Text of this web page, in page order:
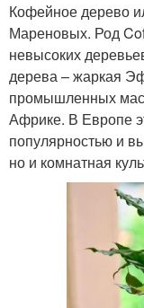
Кофейное дерево
Мареновых. Род
невысоких
дерева – жаркая
промышленных
Африке. В Европе
популярностью и
но и комнатная